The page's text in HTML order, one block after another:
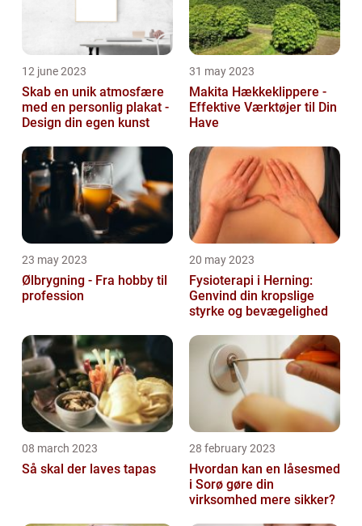
12 june 2023
Skab en unik atmosfære
med en personlig plakat -
Design din egen kunst
31 may 2023
Makita Hækkeklippere -
Effektive Værktøjer til Din
Have
23 may 2023
Ølbrygning - Fra hobby til
profession
20 may 2023
Fysioterapi i Herning:
Genvind din kropslige
styrke og bevægelighed
08 march 2023
Så skal der laves tapas
28 february 2023
Hvordan kan en låsesmed
i Sorø gøre din
virksomhed mere sikker?